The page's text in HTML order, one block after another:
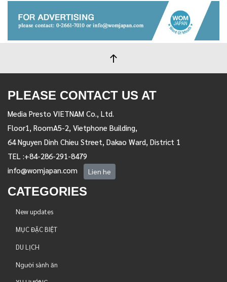
PLEASE CONTACT US AT
Media Presto VIETNAM Co., Ltd.
Floor1, RoomA5-2, Vietphone Building,
64 Nguyen Dinh Chieu Street, Dakao Ward, District 1
TEL :+84-286-291-8479
info@womjapan.com
Lien he
CATEGORIES
New updates
MỤC ĐẶC BIỆT
DU LỊCH
Người sành ăn